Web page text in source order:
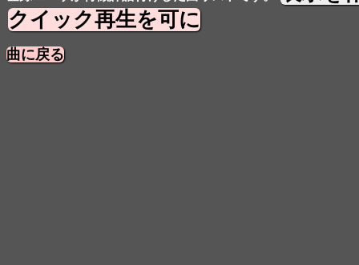
クイック再生を可に
曲に戻る